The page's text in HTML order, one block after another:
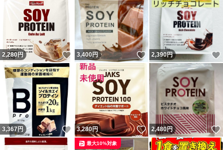
2,280円 いいね！
3,400円 いいね！
2,390円
3,367 円 いいね！
3,280円 いいね！
2,480円
最大10%対象